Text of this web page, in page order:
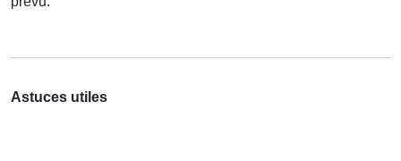
Astuces utiles